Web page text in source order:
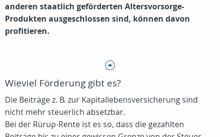
anderen staatlich geförderten Altersvorsorge-
Produkten ausgeschlossen sind, können davon
profitieren.
Wieviel Förderung gibt es?
Die Beiträge z. B. zur Kapitallebensversicherung sind
nicht mehr steuerlich absetzbar.
Bei der Rürup-Rente ist es so, dass die gezahlten